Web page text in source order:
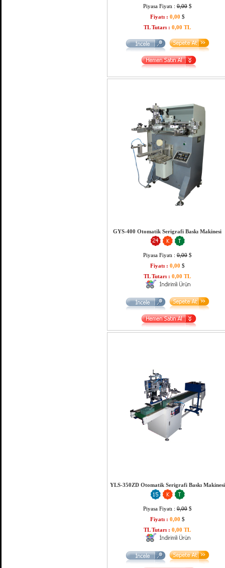
Piyasa Fiyatı : 0,00 $
Fiyatı : 0,00 $
TL Tutarı :0,00 TL
GYS-400 Otomatik Serigrafi Baskı Makinesi
Piyasa Fiyatı : 0,00 $
Fiyatı : 0,00 $
TL Tutarı :0,00 TL
YLS-350ZD Otomatik Serigrafi Baskı Makinesi
Piyasa Fiyatı : 0,00 $
Fiyatı : 0,00 $
TL Tutarı :0,00 TL